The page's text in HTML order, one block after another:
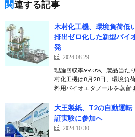
関連する記事
木村化工機、環境負荷低
排出ゼロ化した新型バイ
発
2024.08.29
理論回収率99.0%、製品当た
村化工機は8月28日、環境負
料用バイオエタノールを蒸留
大王製紙、T2の自動運転
証実験に参加へ
2024.10.30